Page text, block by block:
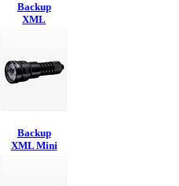
Backup
XML
Backup
XML Mini